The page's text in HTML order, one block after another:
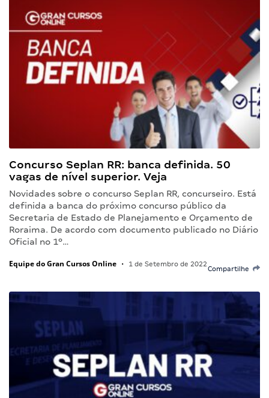
Concurso Seplan RR: banca definida. 50
vagas de nível superior. Veja
Novidades sobre o concurso Seplan RR, concurseiro. Está
definida a banca do próximo concurso público da
Secretaria de Estado de Planejamento e Orçamento de
Roraima. De acordo com documento publicado no Diário
Oficial no 1º…
Equipe do Gran Cursos Online • 1 de Setembro de 2022
Compartilhe